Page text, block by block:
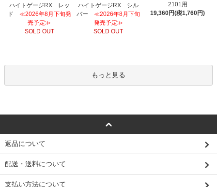
ハイトゲージRX レッ
ド ≪2026年8月下旬発
売予定≫
SOLD OUT
ハイトゲージRX シル
バー ≪2026年8月下旬
発売予定≫
SOLD OUT
2101用
19,360円(税1,760円)
もっと見る
返品について
配送・送料について
支払い方法について